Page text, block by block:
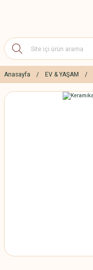
Anasayfa EV & YAŞAM